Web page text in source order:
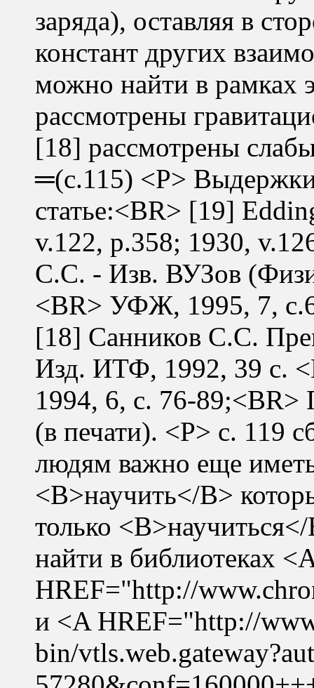
заряда), оставляя в
констант других
можно найти в рамках
рассмотрены
[18] рассмотрены
═(с.115) <P> Выдержки
статье:<BR> [19]
v.122, p.358; 1930,
С.С. - Изв. ВУЗов
<BR> УФЖ, 1995, 7,
[18] Санников С.С.
Изд. ИТФ, 1992, 39 с.
1994, 6, с. 76-
(в печати). <P> c. 119
людям важно еще
<B>научить</B>
только
найти в библиотеках
HREF="http://
и <A HREF="http://
bin/